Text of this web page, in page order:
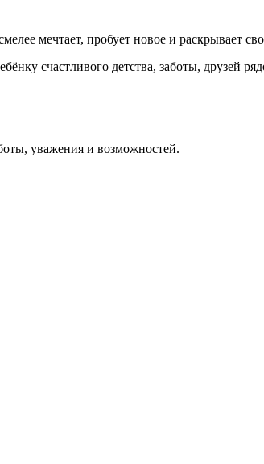
мечтает, пробует новое и раскрывает
счастливого детства, заботы, друзей
уважения и возможностей.